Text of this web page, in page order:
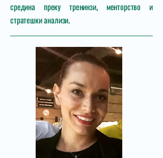
средина преку тренинзи, менторство и
стратешки анализи.